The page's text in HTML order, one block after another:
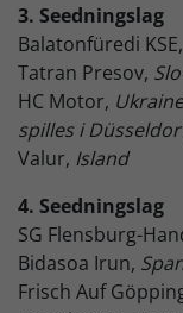
3. Seedningslag
Balatonfüredi KSE,
Tatran Presov,
HC Motor,
spilles i
Valur, Island
4. Seedningslag
SG Flensburg-
Bidasoa Irun,
Frisch Auf